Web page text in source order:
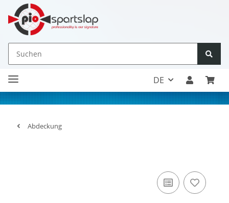
DE
Abdeckung